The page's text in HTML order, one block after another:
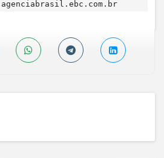
agenciabrasil.ebc.com.br